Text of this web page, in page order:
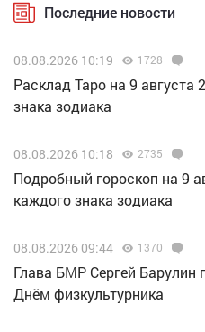
Последние новости
08.08.2026 10:19 1728
Расклад Таро на 9 августа
знака зодиака
08.08.2026 10:18 2735
Подробный гороскоп на 9
каждого знака зодиака
08.08.2026 09:44 1370
Глава БМР Сергей Барулин
Днём физкультурника